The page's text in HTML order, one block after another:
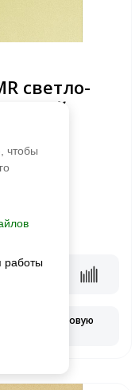
светло-
Запросить оптовую
чтобы
работы